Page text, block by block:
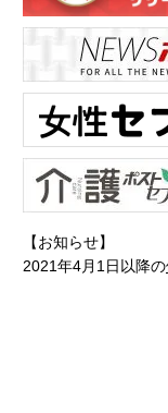
【お知らせ】
2021年4月1日以降の